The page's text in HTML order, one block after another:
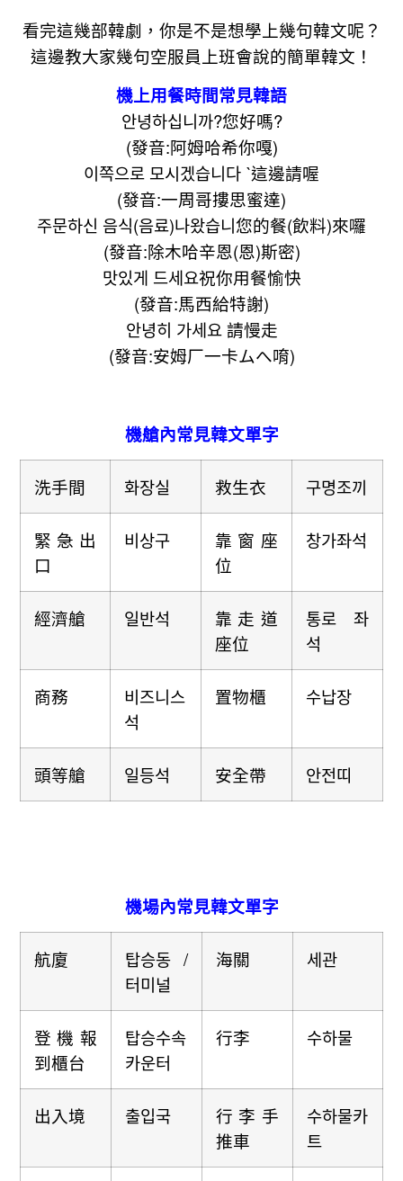
看完這幾部韓劇，你是不是想學上幾句韓文呢？
這邊教大家幾句空服員上班會說的簡單韓文！
機上用餐時間常見韓語
안녕하십니까?您好嗎?
(發音:阿姆哈希你嘎)
이쪽으로 모시겠습니다 ˋ這邊請喔
(發音:一周哥摟思蜜達)
주문하신 음식(음료)나왔습니您的餐(飲料)來囉
(發音:除木哈辛恩(恩)斯密)
맛있게 드세요祝你用餐愉快
(發音:馬西給特謝)
안녕히 가세요 請慢走
(發音:安姆厂一卡ムへ唷)
機艙內常見韓文單字
洗手間 화장실 救生衣 구명조끼
緊急出
口
비상구
靠窗座
位
창가좌석
經濟艙 일반석
靠走道
座位
통로 좌
석
商務
비즈니스
석
置物櫃 수납장
頭等艙 일등석 安全帶 안전띠
機場內常見韓文單字
航廈
탑승동 /
터미널
海關 세관
登機報
到櫃台
탑승수속
카운터
行李 수하물
出入境 출입국
行李手
推車
수하물카
트